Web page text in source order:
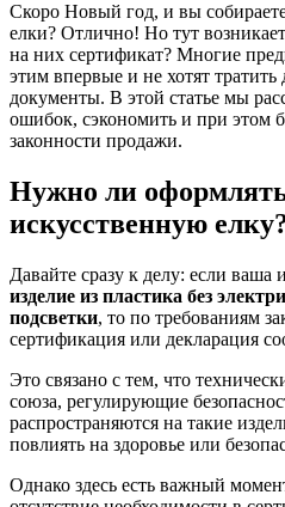
Скоро Новый год, и вы
елки? Отлично! Но тут
на них сертификат? Многие
этим впервые и не хотят
документы. В этой статье мы
ошибок, сэкономить и при этом
законности продажи.
Нужно ли
искусственную
Давайте сразу к делу: если ваша
изделие из пластика без
подсветки, то по требованиям
сертификация или декларация
Это связано с тем, что
союза, регулирующие
распространяются на такие
повлиять на здоровье или
Однако здесь есть важный